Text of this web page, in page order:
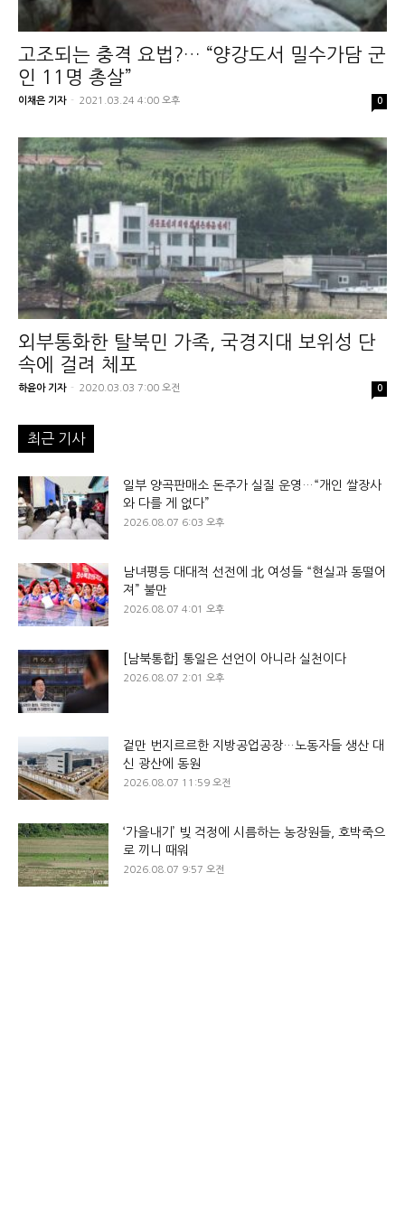
고조되는 충격 요법?… “양강도서 밀수가담 군
인 11명 총살”
이채은 기자 - 2021.03.24 4:00 오후 0
외부통화한 탈북민 가족, 국경지대 보위성 단
속에 걸려 체포
하윤아 기자 - 2020.03.03 7:00 오전 0
최근 기사
일부 양곡판매소 돈주가 실질 운영…“개인 쌀장사
와 다를 게 없다”
2026.08.07 6:03 오후
남녀평등 대대적 선전에 北 여성들 “현실과 동떨어
져” 불만
2026.08.07 4:01 오후
[남북통합] 통일은 선언이 아니라 실천이다
2026.08.07 2:01 오후
겉만 번지르르한 지방공업공장…노동자들 생산 대
신 광산에 동원
2026.08.07 11:59 오전
‘가을내기’ 빚 걱정에 시름하는 농장원들, 호박죽으
로 끼니 때워
2026.08.07 9:57 오전